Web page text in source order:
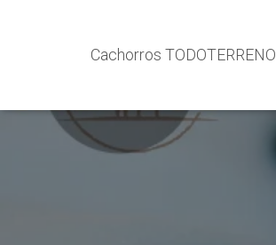
Cachorros TODOTERRENO